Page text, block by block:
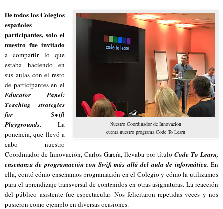
Nuestro Coordinador de Innovación
cuenta nuestro programa Code To Learn
De todos los Colegios
españoles
participantes, solo el
nuestro fue invitado
a compartir lo que
estaba haciendo en
sus aulas con el resto
de participantes en el
Educator Panel:
Teaching strategies
for Swift
Playgrounds. La
ponencia, que llevó a
cabo nuestro
Coordinador de Innovación, Carlos García, llevaba por título Code To Learn,
enseñanza de programación con Swift más allá del aula de informática. En
ella, contó cómo enseñamos programación en el Colegio y cómo la utilizamos
para el aprendizaje transversal de contenidos en otras asignaturas. La reacción
del público asistente fue espectacular. Nos felicitaron repetidas veces y nos
pusieron como ejemplo en diversas ocasiones.